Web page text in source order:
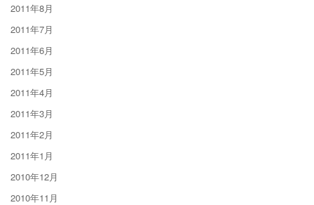
2011年8月
2011年7月
2011年6月
2011年5月
2011年4月
2011年3月
2011年2月
2011年1月
2010年12月
2010年11月